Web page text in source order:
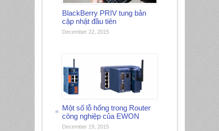
BlackBerry PRIV tung bản
cập nhật đầu tiên
December 22, 2015
Một số lỗ hổng trong Router
công nghiệp của EWON
December 19, 2015
*